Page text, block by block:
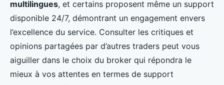
multilingues, et certains proposent même un support
disponible 24/7, démontrant un engagement envers
l’excellence du service. Consulter les critiques et
opinions partagées par d’autres traders peut vous
aiguiller dans le choix du broker qui répondra le
mieux à vos attentes en termes de support